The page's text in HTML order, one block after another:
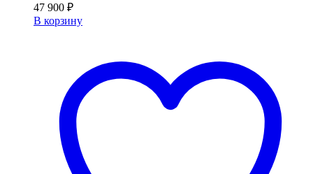
47 900 ₽
В корзину